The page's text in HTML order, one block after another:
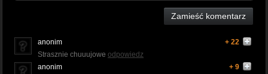
Zamieść komentarz
anonim
+ 22
Strasznie chuuujowe odpowiedz
anonim
+ 9